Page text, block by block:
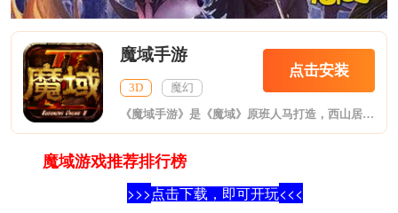
魔域手游
3D 魔幻
点击安装
《魔域手游》是《魔域》原班人马打造，西山居世游发行，还原端游自由PK、幻兽养成经典玩法的全新魔域手游。游戏以西方魔幻为题材，主打热血群殴。零门槛自由PK，极速上手，即玩即PK，还你最痛快的掌上激斗。还原经典式PK爆宝，装备、道具自由买卖。超大型热血战场，承载千人同屏百团激战，摧城拔寨演绎血性人生。百种经典妖灵幻兽随心养成，合体释放酷炫技能，如虎添翼，助你远征亚特大陆！
魔域游戏推荐排行榜
>>> 点击下载，即可开玩<<<